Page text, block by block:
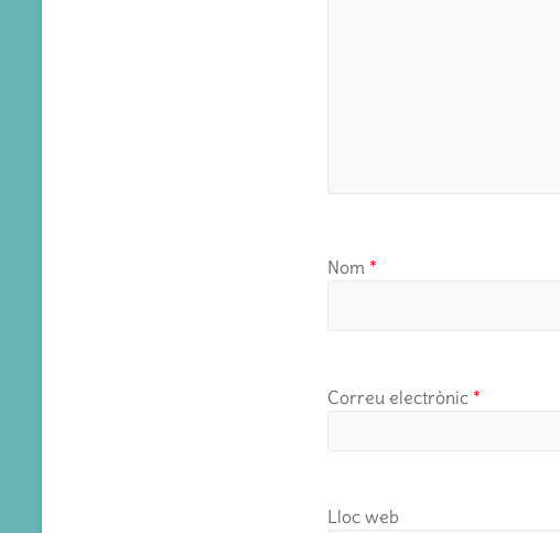
Nom *
Correu electrònic *
Lloc web